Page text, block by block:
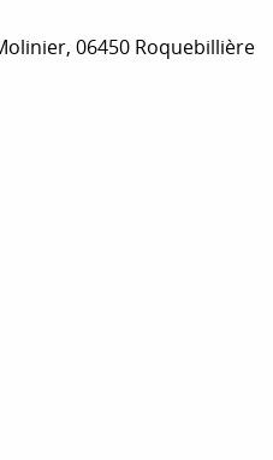
06450 Roquebillière